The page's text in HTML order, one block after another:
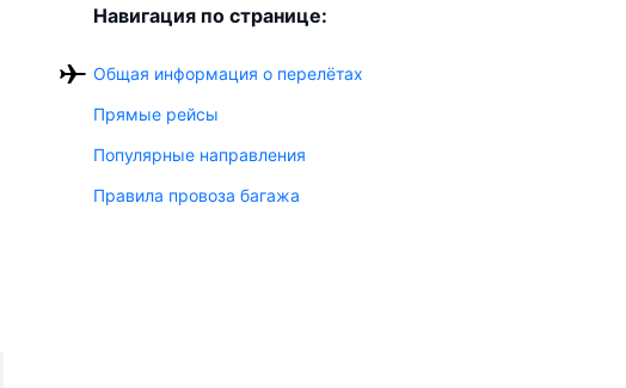
Навигация по странице:
Общая информация о перелётах
Прямые рейсы
Популярные направления
Правила провоза багажа